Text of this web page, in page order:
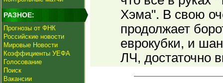
РАЗНОЕ:
Прогнозы от ФНК
Российские новости
Мировые Новости
Коэффициенты УЕФА
Голосование
Поиск
Вакансии
Хэма". В свою
продолжает
еврокубки, и
ЛЧ, достаточно